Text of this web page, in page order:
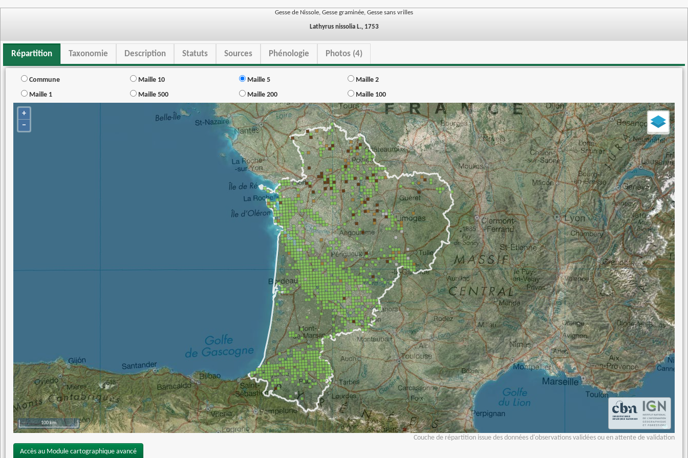
Gesse de Nissole, Gesse graminée, Gesse sans vrilles
Lathyrus nissolia L., 1753
Répartition Taxonomie Description Statuts Sources Phénologie Photos (4)
Commune Maille 10 Maille 5
Maille 2
Maille 1
Maille 500 Maille 200 Maille 100
+
−
100 km
Couche de répartition issue des données d'observations validées ou en attente de validation
Accès au Module cartographique avancé